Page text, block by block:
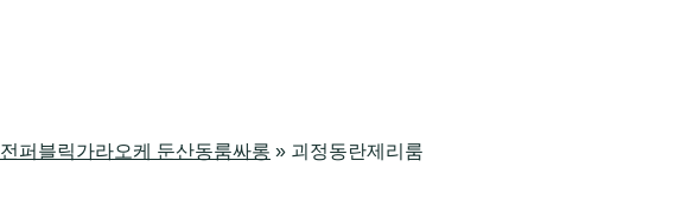
퍼블릭가라오케 둔산동룸싸롱 » 괴정동란제리룸